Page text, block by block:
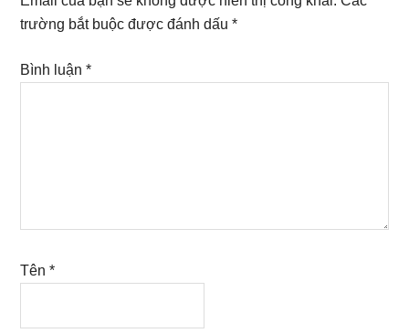
trường bắt buộc được đánh dấu*
Bình luận*
Tên*